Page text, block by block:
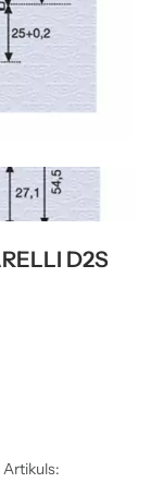
D2S
Artikuls: